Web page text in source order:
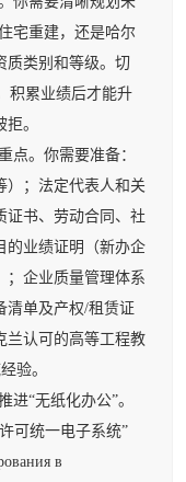
宅重建，还是哈尔
质类别和等级。切
积累业绩后才能升
。
。你需要准备：
）；法定代表人和关
证书、劳动合同、社
的业绩证明（新办企
；企业质量管理体系
清单及产权/租赁证
兰认可的高等工程教
验。
“无纸化办公”。
可统一电子系统”
в